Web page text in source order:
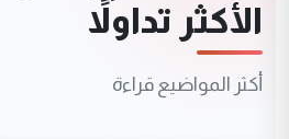
الأكثر تداولاً
أكثر المواضيع قراءة